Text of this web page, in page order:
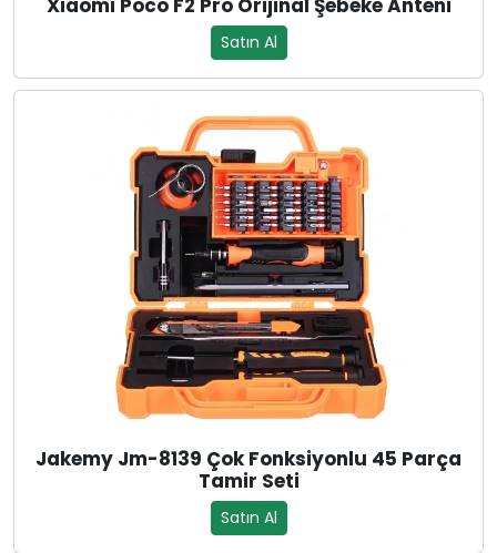
Xiaomi Poco F2 Pro Orijinal Şebeke Anteni
Satın Al
Jakemy Jm-8139 Çok Fonksiyonlu 45 Parça
Tamir Seti
Satın Al